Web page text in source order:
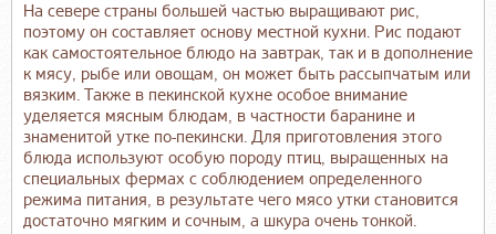
На севере страны большей частью выращивают рис,
поэтому он составляет основу местной кухни. Рис подают
как самостоятельное блюдо на завтрак, так и в дополнение
к мясу, рыбе или овощам, он может быть рассыпчатым или
вязким. Также в пекинской кухне особое внимание
уделяется мясным блюдам, в частности баранине и
знаменитой утке по-пекински. Для приготовления этого
блюда используют особую породу птиц, выращенных на
специальных фермах с соблюдением определенного
режима питания, в результате чего мясо утки становится
достаточно мягким и сочным, а шкура очень тонкой.